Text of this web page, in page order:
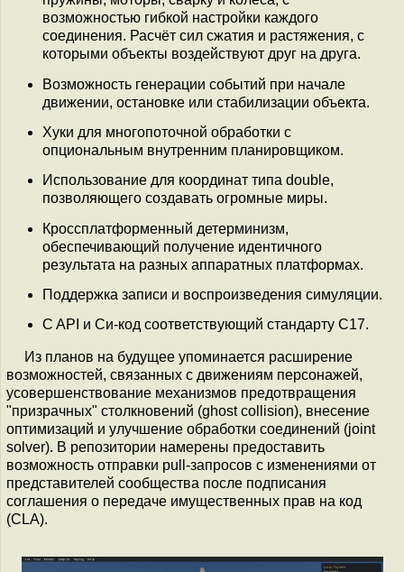
возможностью гибкой настройки каждого
соединения. Расчёт сил сжатия и растяжения, с
которыми объекты воздействуют друг на друга.
Возможность генерации событий при начале
движении, остановке или стабилизации объекта.
Хуки для многопоточной обработки с
опциональным внутренним планировщиком.
Использование для координат типа double,
позволяющего создавать огромные миры.
Кроссплатформенный детерминизм,
обеспечивающий получение идентичного
результата на разных аппаратных платформах.
Поддержка записи и воспроизведения симуляции.
C API и Си-код соответствующий стандарту C17.
Из планов на будущее упоминается расширение
возможностей, связанных с движениям персонажей,
усовершенствование механизмов предотвращения
"призрачных" столкновений (ghost collision), внесение
оптимизаций и улучшение обработки соединений (joint
solver). В репозитории намерены предоставить
возможность отправки pull-запросов с изменениями от
представителей сообщества после подписания
соглашения о передаче имущественных прав на код
(CLA).